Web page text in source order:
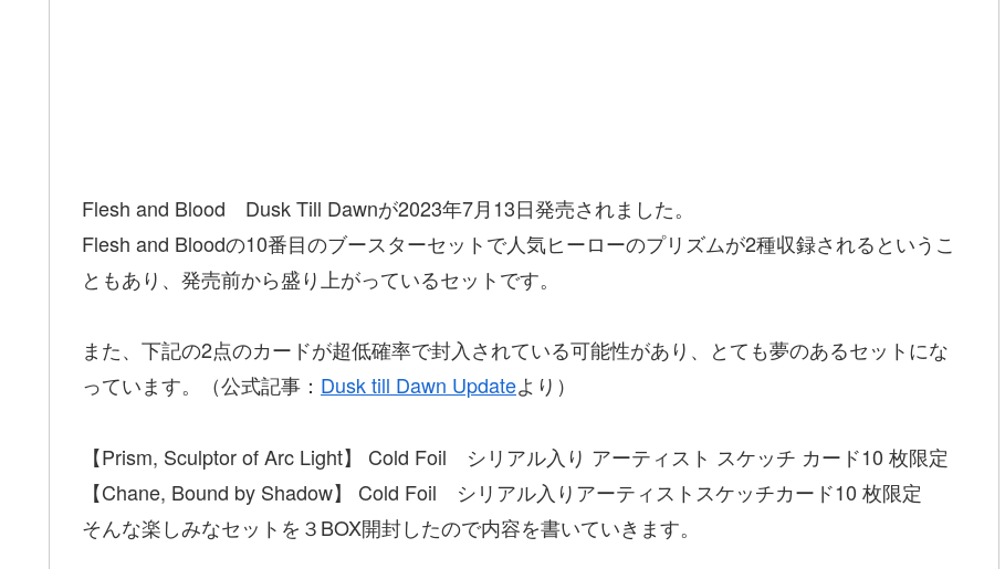
Flesh and Blood Dusk Till Dawnが2023年7月13日発売されました。
Flesh and Bloodの10番目のブースターセットで人気ヒーローのプリズムが2種収録されるというこ
ともあり、発売前から盛り上がっているセットです。
また、下記の2点のカードが超低確率で封入されている可能性があり、とても夢のあるセットにな
っています。（公式記事： Dusk till Dawn Updateより）
【Prism, Sculptor of Arc Light】 Cold Foil シリアル入り アーティスト スケッチ カード10 枚限定
【Chane, Bound by Shadow】 Cold Foil シリアル入りアーティストスケッチカード10 枚限定
そんな楽しみなセットを３BOX開封したので内容を書いていきます。